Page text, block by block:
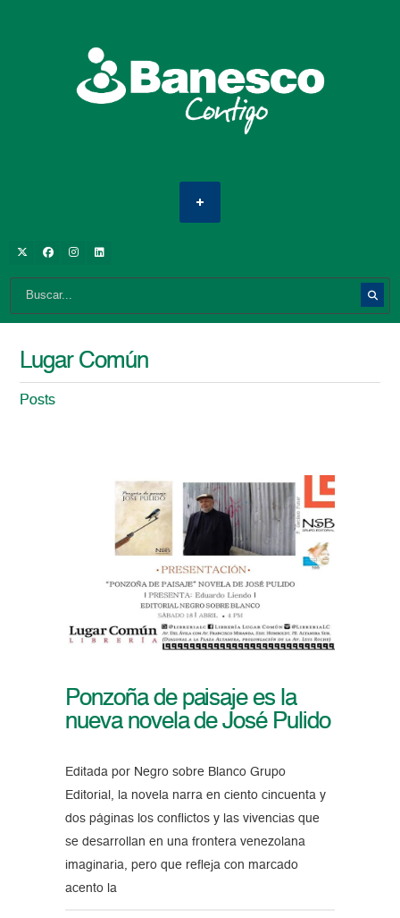
Lugar Común
Posts
Ponzoña de paisaje es la
nueva novela de José Pulido
Editada por Negro sobre Blanco Grupo
Editorial, la novela narra en ciento cincuenta y
dos páginas los conflictos y las vivencias que
se desarrollan en una frontera venezolana
imaginaria, pero que refleja con marcado
acento la